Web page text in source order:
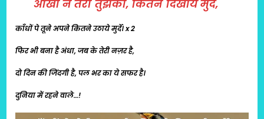
आँखों ने तेरी तुझको, कितने दिखाये मुर्दे,
काँधों पे तूने अपने कितने उठाये मुर्दे। x 2
फिर भी बना है अंधा, जब के तेरी नज़र है,
दो दिन की जिंदगी है, पल भर का ये सफर है।
दुनिया में रहने वाले…!